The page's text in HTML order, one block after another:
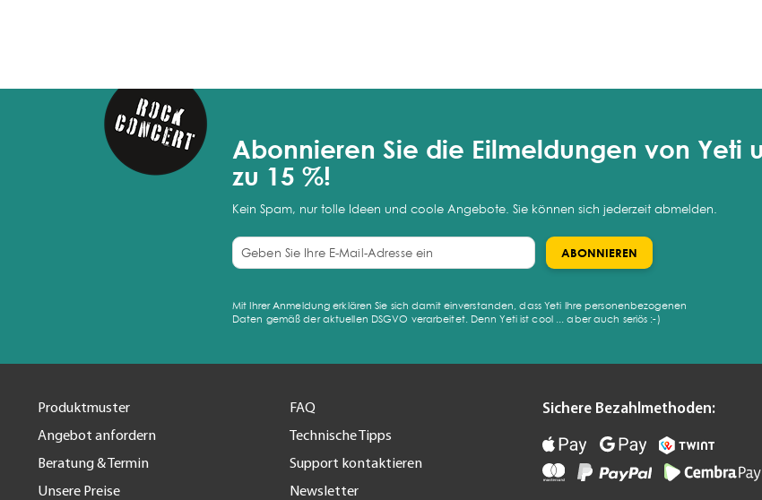
Abonnieren Sie die Eilmeldungen von Yeti
zu 15 %!
Kein Spam, nur tolle Ideen und coole Angebote. Sie können sich jederzeit abmelden.
ABONNIEREN
Mit Ihrer Anmeldung erklären Sie sich damit einverstanden, dass Yeti Ihre personenbezogenen
Daten gemäß der aktuellen DSGVO verarbeitet. Denn Yeti ist cool ... aber auch seriös :-)
Produktmuster
Angebot anfordern
Beratung & Termin
Unsere Preise
FAQ
Technische Tipps
Support kontaktieren
Newsletter
Sichere Bezahlmethoden: